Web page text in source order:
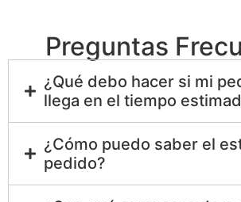
Preguntas
¿Qué debo hacer si mi
llega en el tiempo
¿Cómo puedo saber el
pedido?